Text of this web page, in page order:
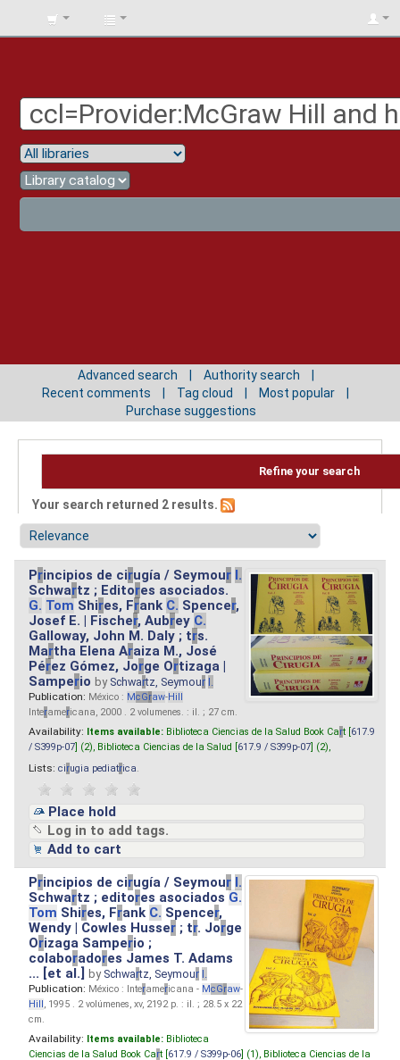
BIBLIOTECA
Advanced search
Authority search
Recent comments
Tag cloud
Most popular
Purchase suggestions
Refine your search
Your search returned 2 results.
Principios de cirugía / Seymour I.
Schwartz ; Editores asociados.
G. Tom Shires, Frank C. Spencer,
Josef E. | Fischer, Aubrey C.
Galloway, John M. Daly ; trs.
Martha Elena Araiza M., José
Pérez Gómez, Jorge Ortizaga |
Samperio by Schwartz, Seymour I.
Publication: México : McGraw-Hill
Interamericana, 2000 . 2 volumenes. : il. ; 27 cm.
Availability: Items available: Biblioteca Ciencias de la Salud Book Cart [ 617.9
/ S399p-07 ] (2), Biblioteca Ciencias de la Salud [ 617.9 / S399p-07 ] (2),
Lists: cirugia pediatrica
Place hold
Log in to add tags.
Add to cart
Principios de cirugía / Seymour I.
Schwartz ; editores asociados G.
Tom Shires, Frank C. Spencer,
Wendy | Cowles Husser ; tr. Jorge
Orizaga Samperio ;
colaboradores James T. Adams
... [et al.]by Schwartz, Seymour I.
Publication: México : Interamericana - McGraw-
Hill, 1995 . 2 volúmenes, xv, 2192 p. : il. ; 28.5 x 22
cm.
Availability: Items available: Biblioteca
Ciencias de la Salud Book Cart [ 617.9 / S399p-06 ] (1), Biblioteca Ciencias de la